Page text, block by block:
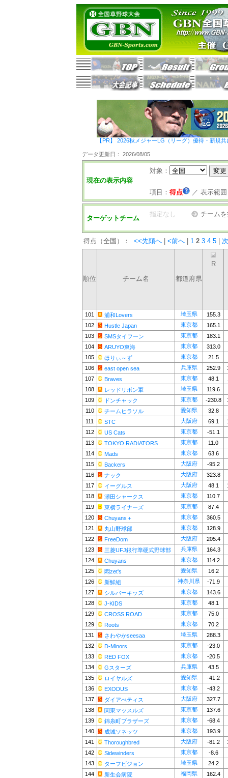
【PR】 2026秋メジャーLG（リーグ）優待・新規
データ更新日： 2026/08/05
現在の表示内容
対象：
項目： 得点 ／ 表示範囲
ターゲットチーム
指定なし チーム
得点（全国）： <<先頭へ <前へ 1 2 3 4 5
順位 チーム名 都道府県
R
101 浦和Lovers 埼玉県
155.3
102
Hustle Japan 東京都
165.1
103
SMSタイフーン 東京都
183.1
104
ARUYO東海 東京都
313.0
105
ほりぃ～ず 東京都
21.5
106
east open sea 兵庫県 252.9
107
Braves 東京都 48.1
108
レッドリボン軍 埼玉県
119.6
109
ドンチャック 東京都 -230.8
110
チームヒラソル 愛知県
32.8
111
STC 大阪府 69.1
112
US Cats 東京都
-51.1
113
TOKYO RADIATORS 東京都
11.0
114
Mads 東京都
63.6
115
Backers 大阪府
-95.2
116
ナック 大阪府
323.8
117
イーグルス 大阪府 48.1
118
瀬田シャークス 東京都
110.7
119
東横ライナーズ 東京都
87.4
120
Chuyans＋ 東京都
360.5
121
丸山野球部 東京都
128.9
122
FreeDom 大阪府
205.4
123
三菱UFJ銀行準硬式野球部 兵庫県
164.3
124
Chuyans 東京都
114.2
125
悶zet's 愛知県
16.2
126
新鮮組 神奈川県
-71.9
127
シルバーキッズ 東京都
143.6
128
J-KIDS 東京都
48.1
129
CROSS ROAD 東京都
75.0
129
Roots 東京都
70.2
131
さわやかseesaa 埼玉県
288.3
132
D-Minors 東京都
-23.0
133
RED FOX 東京都
-20.5
134
Gスターズ 兵庫県
43.5
135
ロイヤルズ 愛知県
-41.2
136
EXODUS 東京都
-43.2
137
ダイアべティス 大阪府
327.7
138
関東マッスルズ 東京都
137.6
139
錦糸町ブラザーズ 東京都
-68.4
140
成城ソネッツ 東京都
193.9
141
Thoroughbred 大阪府 -81.2
142
Sidewinders 東京都
-8.6
143
ターフビジョン 埼玉県
24.2
144
新生会病院 福岡県
162.4